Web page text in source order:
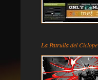
La Patrulla del Cíclope